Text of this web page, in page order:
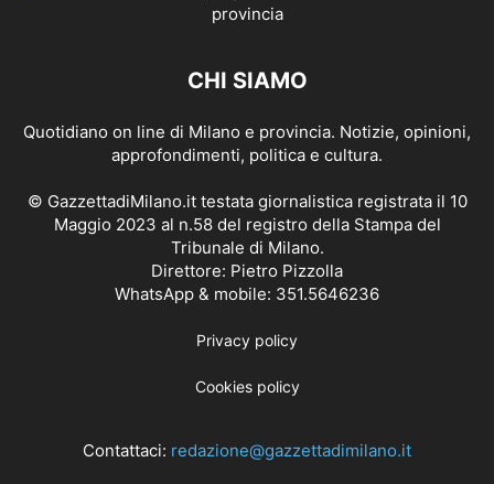
CHI SIAMO
Quotidiano on line di Milano e provincia. Notizie, opinioni,
approfondimenti, politica e cultura.
© GazzettadiMilano.it testata giornalistica registrata il 10
Maggio 2023 al n.58 del registro della Stampa del
Tribunale di Milano.
Direttore: Pietro Pizzolla
WhatsApp & mobile: 351.5646236
Privacy policy
Cookies policy
Contattaci: redazione@gazzettadimilano.it